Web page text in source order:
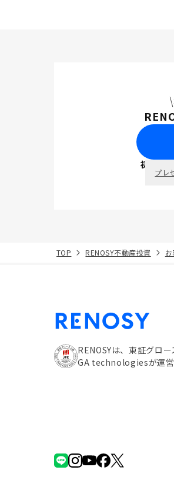
初回面談
プレ
TOP RENOSY不動産投資
RENOSYは、東証グロ
GA technologiesが運営